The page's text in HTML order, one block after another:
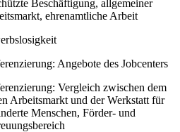
Beschäftigung, allgemeiner
ehrenamtliche Arbeit
Angebote des Jobcenters
Vergleich zwischen dem
Arbeitsmarkt und der Werkstatt für
Menschen, Förder- und